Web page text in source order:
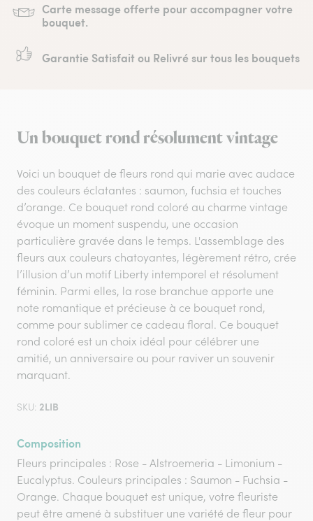
Carte message offerte pour accompagner votre
bouquet.
Garantie Satisfait ou Relivré sur tous les bouquets
Un bouquet rond résolument vintage
Voici un bouquet de fleurs rond qui marie avec audace
des couleurs éclatantes : saumon, fuchsia et touches
d’orange. Ce bouquet rond coloré au charme vintage
évoque un moment suspendu, une occasion
particulière gravée dans le temps. L'assemblage des
fleurs aux couleurs chatoyantes, légèrement rétro, crée
l’illusion d’un motif Liberty intemporel et résolument
féminin. Parmi elles, la rose branchue apporte une
note romantique et précieuse à ce bouquet rond,
comme pour sublimer ce cadeau floral. Ce bouquet
rond coloré est un choix idéal pour célébrer une
amitié, un anniversaire ou pour raviver un souvenir
marquant.
SKU: 2LIB
Composition
Fleurs principales : Rose - Alstroemeria - Limonium -
Eucalyptus. Couleurs principales : Saumon - Fuchsia -
Orange. Chaque bouquet est unique, votre fleuriste
peut être amené à substituer une variété de fleur pour